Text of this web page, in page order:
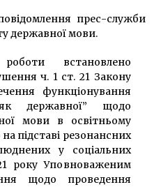
прес-служби
державної мови.
встановлено
ч. 1 ст. 21 Закону
функціонування
державної” щодо
мови в освітньому
підставі резонансних
у соціальних
року Уповноваженим
щодо проведення